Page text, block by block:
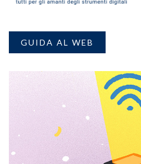
GUIDA AL WEB